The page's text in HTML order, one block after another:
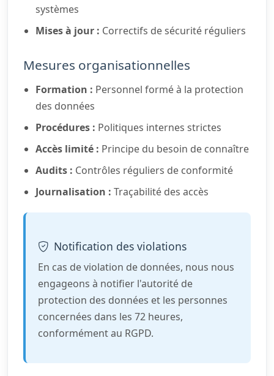
systèmes
Mises à jour : Correctifs de sécurité réguliers
Mesures organisationnelles
Formation : Personnel formé à la protection
des données
Procédures : Politiques internes strictes
Accès limité : Principe du besoin de connaître
Audits : Contrôles réguliers de conformité
Journalisation : Traçabilité des accès
Notification des violations
En cas de violation de données, nous nous
engageons à notifier l'autorité de
protection des données et les personnes
concernées dans les 72 heures,
conformément au RGPD.